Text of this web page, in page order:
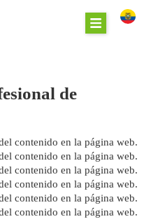
de
contenido en la página web.
contenido en la página web.
contenido en la página web.
contenido en la página web.
contenido en la página web.
contenido en la página web.